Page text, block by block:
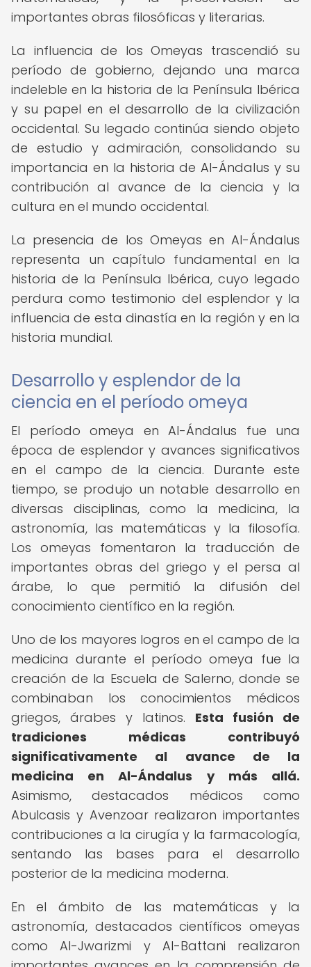
importantes obras filosóficas y literarias.
La influencia de los Omeyas trascendió su
período de gobierno, dejando una marca
indeleble en la historia de la Península Ibérica
y su papel en el desarrollo de la civilización
occidental. Su legado continúa siendo objeto
de estudio y admiración, consolidando su
importancia en la historia de Al-Ándalus y su
contribución al avance de la ciencia y la
cultura en el mundo occidental.
La presencia de los Omeyas en Al-Ándalus
representa un capítulo fundamental en la
historia de la Península Ibérica, cuyo legado
perdura como testimonio del esplendor y la
influencia de esta dinastía en la región y en la
historia mundial.
Desarrollo y esplendor de la
ciencia en el período omeya
El período omeya en Al-Ándalus fue una
época de esplendor y avances significativos
en el campo de la ciencia. Durante este
tiempo, se produjo un notable desarrollo en
diversas disciplinas, como la medicina, la
astronomía, las matemáticas y la filosofía.
Los omeyas fomentaron la traducción de
importantes obras del griego y el persa al
árabe, lo que permitió la difusión del
conocimiento científico en la región.
Uno de los mayores logros en el campo de la
medicina durante el período omeya fue la
creación de la Escuela de Salerno, donde se
combinaban los conocimientos médicos
griegos, árabes y latinos. Esta fusión de
tradiciones médicas contribuyó
significativamente al avance de la
medicina en Al-Ándalus y más allá.
Asimismo, destacados médicos como
Abulcasis y Avenzoar realizaron importantes
contribuciones a la cirugía y la farmacología,
sentando las bases para el desarrollo
posterior de la medicina moderna.
En el ámbito de las matemáticas y la
astronomía, destacados científicos omeyas
como Al-Jwarizmi y Al-Battani realizaron